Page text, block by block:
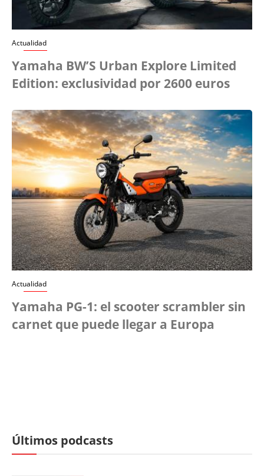
Actualidad
Yamaha BW’S Urban Explore Limited
Edition: exclusividad por 2600 euros
Actualidad
Yamaha PG-1: el scooter scrambler sin
carnet que puede llegar a Europa
Últimos podcasts